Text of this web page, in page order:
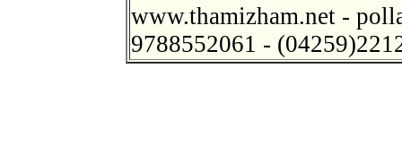
www.thamizham.net -
9788552061 -